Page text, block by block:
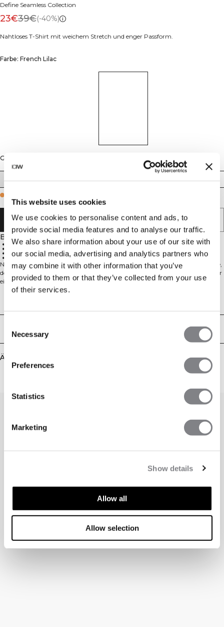
This website uses cookies
We use cookies to personalise content and ads, to
provide social media features and to analyse our traffic.
We also share information about your use of our site with
our social media, advertising and analytics partners who
may combine it with other information that you’ve
provided to them or that they’ve collected from your use
of their services.
Selection
Necessary
Preferences
Statistics
Marketing
Show details
Allow all
Allow selection
Define Seamless Collection
23€39€(-40%)
Nahtloses T-Shirt mit weichem Stretch und enger Passform.
Farbe: French Lilac
Größe
IN DEN WARENKORB LEGEN
Beschreibung
94 % Polyamid, 6 % Elastan
Enge Passform
Weicher Stretch
Nahtloses Training-T-Shirt mit enger, unterstützender Passform. Das weiche,
dehnbare Strickmaterial bewegt sich mit dir, reduziert Reibung und sorgt für
eine glatte, schmeichelnde Silhouette. Standardlänge für einfaches Layering
und zuverlässige Abdeckung – ideal fürs Fitnessstudio und den Alltag.
Lieferung & Rückgabe
Ähnliche Produkte